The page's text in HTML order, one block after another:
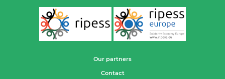
Our partners
Contact